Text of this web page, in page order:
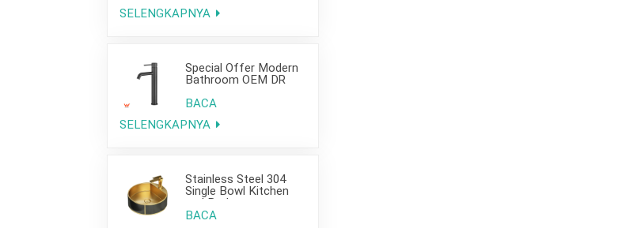
SELENGKAPNYA
Special Offer Modern
Bathroom OEM DR
Home Hotel Project
BACA
SELENGKAPNYA
Stainless Steel 304
Single Bowl Kitchen
and Bathroom
Countertop Sink
BACA